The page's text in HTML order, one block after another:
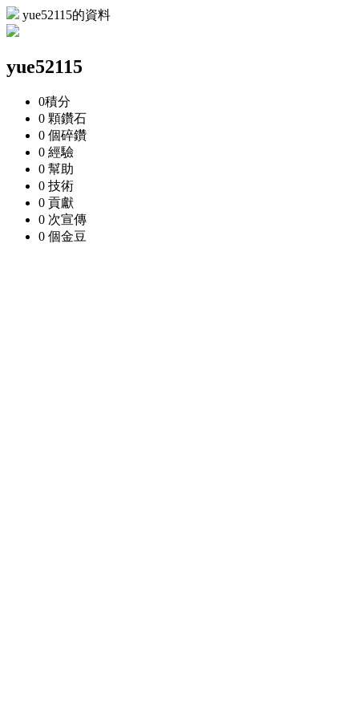
yue52115的資料
yue52115
0積分
0 顆鑽石
0 個碎鑽
0 經驗
0 幫助
0 技術
0 貢獻
0 次宣傳
0 個金豆